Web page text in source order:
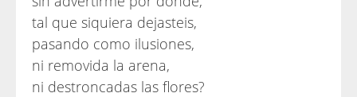
tal que siquiera dejasteis,
pasando como ilusiones,
ni removida la arena,
ni destroncadas las flores?